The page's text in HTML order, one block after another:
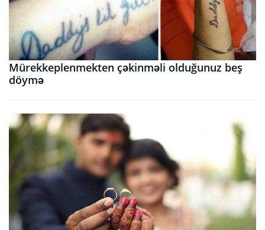
Mürekkeplenmekten çəkinməli olduğunuz beş
döymə